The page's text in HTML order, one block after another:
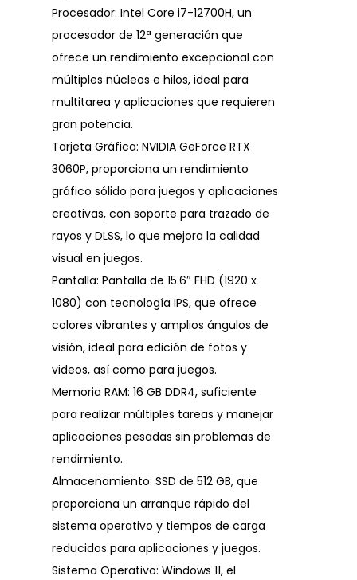
Procesador: Intel Core i7-12700H, un
procesador de 12ª generación que
ofrece un rendimiento excepcional con
múltiples núcleos e hilos, ideal para
multitarea y aplicaciones que requieren
gran potencia.
Tarjeta Gráfica: NVIDIA GeForce RTX
3060P, proporciona un rendimiento
gráfico sólido para juegos y aplicaciones
creativas, con soporte para trazado de
rayos y DLSS, lo que mejora la calidad
visual en juegos.
Pantalla: Pantalla de 15.6″ FHD (1920 x
1080) con tecnología IPS, que ofrece
colores vibrantes y amplios ángulos de
visión, ideal para edición de fotos y
videos, así como para juegos.
Memoria RAM: 16 GB DDR4, suficiente
para realizar múltiples tareas y manejar
aplicaciones pesadas sin problemas de
rendimiento.
Almacenamiento: SSD de 512 GB, que
proporciona un arranque rápido del
sistema operativo y tiempos de carga
reducidos para aplicaciones y juegos.
Sistema Operativo: Windows 11, el